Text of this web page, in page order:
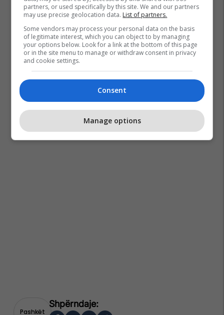
Pashkët
partners, or used specifically by this site. We and our partners
may use precise geolocation data. List of partners.
Some vendors may process your personal data on the basis
of legitimate interest, which you can object to by managing
your options below. Look for a link at the bottom of this page
or in the site menu to manage or withdraw consent in privacy
and cookie settings.
Consent
Manage options